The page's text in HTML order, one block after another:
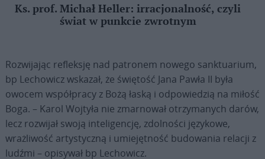
Ks. prof. Michał Heller: irracjonalność, czyli
świat w punkcie zwrotnym
Rozwijając refleksję nad patronem nowego sanktuarium,
bp Lechowicz wskazał, że świętość Jana Pawła II była
owocem współpracy z Bożą łaską i odpowiedzią na miłość
Boga. – Karol Wojtyła nie zmarnował otrzymanych darów,
lecz rozwijał swoją inteligencję, zdolności językowe,
wrażliwość artystyczną i umiejętność budowania relacji z
ludźmi – opisywał bp Lechowicz.